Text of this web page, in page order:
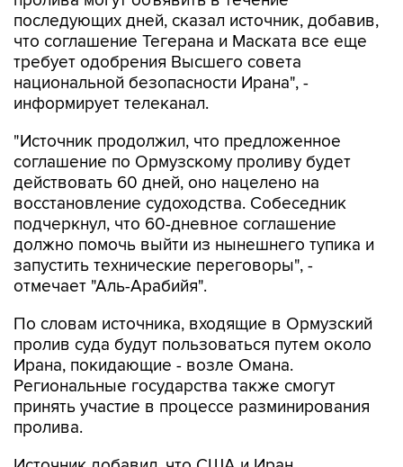
последующих дней, сказал источник, добавив,
что соглашение Тегерана и Маската все еще
требует одобрения Высшего совета
национальной безопасности Ирана", -
информирует телеканал.
"Источник продолжил, что предложенное
соглашение по Ормузскому проливу будет
действовать 60 дней, оно нацелено на
восстановление судоходства. Собеседник
подчеркнул, что 60-дневное соглашение
должно помочь выйти из нынешнего тупика и
запустить технические переговоры", -
отмечает "Аль-Арабийя".
По словам источника, входящие в Ормузский
пролив суда будут пользоваться путем около
Ирана, покидающие - возле Омана.
Региональные государства также смогут
принять участие в процессе разминирования
пролива.